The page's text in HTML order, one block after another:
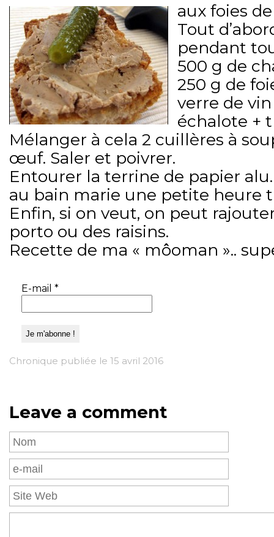
aux foies
Tout
pendant
500 g de
250 g de
verre de
échalote +
Mélanger à cela 2 cuillères à
œuf. Saler et poivrer.
Entourer la terrine de papier
au bain marie une petite heure
Enfin, si on veut, on peut
porto ou des raisins.
Recette de ma « môoman »..
E-mail *
Chronique publiée le 15 avril 2016
Leave a comment